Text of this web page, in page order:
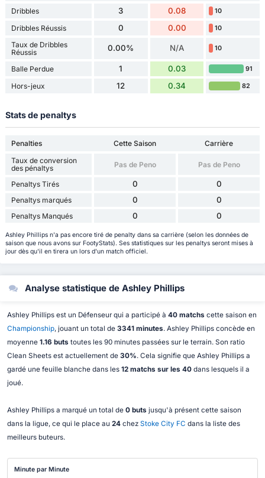
Dribbles 3 0.08 10
Dribbles Réussis 0 0.00 10
Taux de Dribbles
Réussis
0.00% N/A 10
Balle Perdue 1 0.03 91
Hors-jeux 12 0.34 82
Stats de penaltys
Penalties Cette Saison
Carrière
Taux de conversion
des pénaltys
Pas de Peno Pas de Peno
Penaltys Tirés 0 0
Penaltys marqués 0 0
Penaltys Manqués 0 0
Ashley Phillips n'a pas encore tiré de penalty dans sa carrière (selon les données de
saison que nous avons sur FootyStats). Ses statistiques sur les penaltys seront mises à
jour dès qu'il en tirera un lors d'un match officiel.
Analyse statistique de Ashley Phillips
Ashley Phillips est un Défenseur qui a participé à 40 matchs cette saison en
Championship, jouant un total de 3341 minutes. Ashley Phillips concède en
moyenne 1.16 buts toutes les 90 minutes passées sur le terrain. Son ratio
Clean Sheets est actuellement de 30%. Cela signifie que Ashley Phillips a
gardé une feuille blanche dans les 12 matchs sur les 40dans lesquels il a
joué.
Ashley Phillips a marqué un total de 0 buts jusqu'à présent cette saison
dans la ligue, ce qui le place au 24chez Stoke City FC dans la liste des
meilleurs buteurs.
Minute par Minute